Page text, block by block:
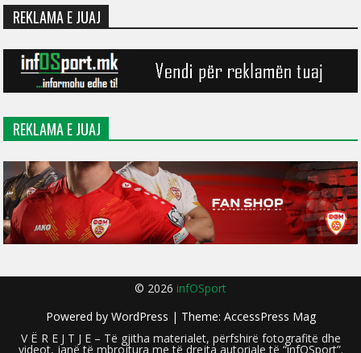
REKLAMA E JUAJ
REKLAMA E JUAJ
© 2026 infOSport
Powered by WordPress | Theme: AccessPress Mag
V Ë R E J T J E – Të gjitha materialet, përfshirë fotografitë dhe
videot, janë të mbrojtura me të drejta autoriale të “infOSport”.